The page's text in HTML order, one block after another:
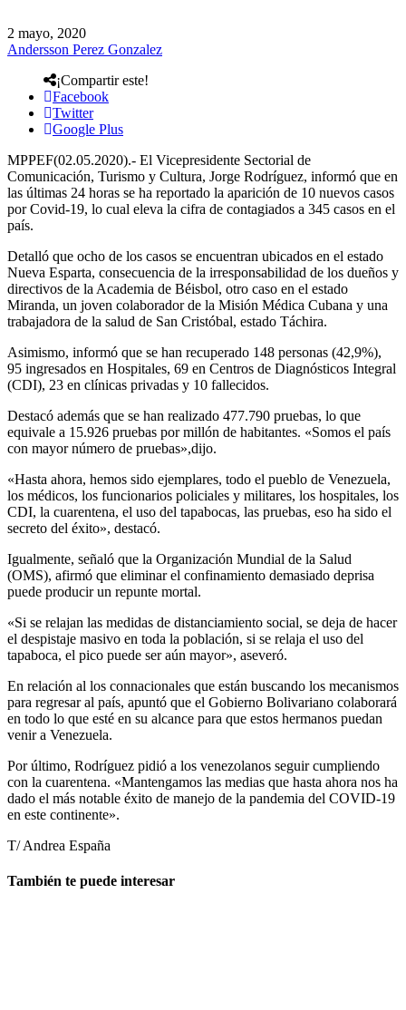
2 mayo, 2020
Andersson Perez Gonzalez
¡Compartir este!
Facebook
Twitter
Google Plus
MPPEF(02.05.2020).- El Vicepresidente Sectorial de
Comunicación, Turismo y Cultura, Jorge Rodríguez, informó que en
las últimas 24 horas se ha reportado la aparición de 10 nuevos casos
por Covid-19, lo cual eleva la cifra de contagiados a 345 casos en el
país.
Detalló que ocho de los casos se encuentran ubicados en el estado
Nueva Esparta, consecuencia de la irresponsabilidad de los dueños y
directivos de la Academia de Béisbol, otro caso en el estado
Miranda, un joven colaborador de la Misión Médica Cubana y una
trabajadora de la salud de San Cristóbal, estado Táchira.
Asimismo, informó que se han recuperado 148 personas (42,9%),
95 ingresados en Hospitales, 69 en Centros de Diagnósticos Integral
(CDI), 23 en clínicas privadas y 10 fallecidos.
Destacó además que se han realizado 477.790 pruebas, lo que
equivale a 15.926 pruebas por millón de habitantes. «Somos el país
con mayor número de pruebas»,dijo.
«Hasta ahora, hemos sido ejemplares, todo el pueblo de Venezuela,
los médicos, los funcionarios policiales y militares, los hospitales, los
CDI, la cuarentena, el uso del tapabocas, las pruebas, eso ha sido el
secreto del éxito», destacó.
Igualmente, señaló que la Organización Mundial de la Salud
(OMS), afirmó que eliminar el confinamiento demasiado deprisa
puede producir un repunte mortal.
«Si se relajan las medidas de distanciamiento social, se deja de hacer
el despistaje masivo en toda la población, si se relaja el uso del
tapaboca, el pico puede ser aún mayor», aseveró.
En relación al los connacionales que están buscando los mecanismos
para regresar al país, apuntó que el Gobierno Bolivariano colaborará
en todo lo que esté en su alcance para que estos hermanos puedan
venir a Venezuela.
Por último, Rodríguez pidió a los venezolanos seguir cumpliendo
con la cuarentena. «Mantengamos las medias que hasta ahora nos ha
dado el más notable éxito de manejo de la pandemia del COVID-19
en este continente».
T/ Andrea España
También te puede interesar